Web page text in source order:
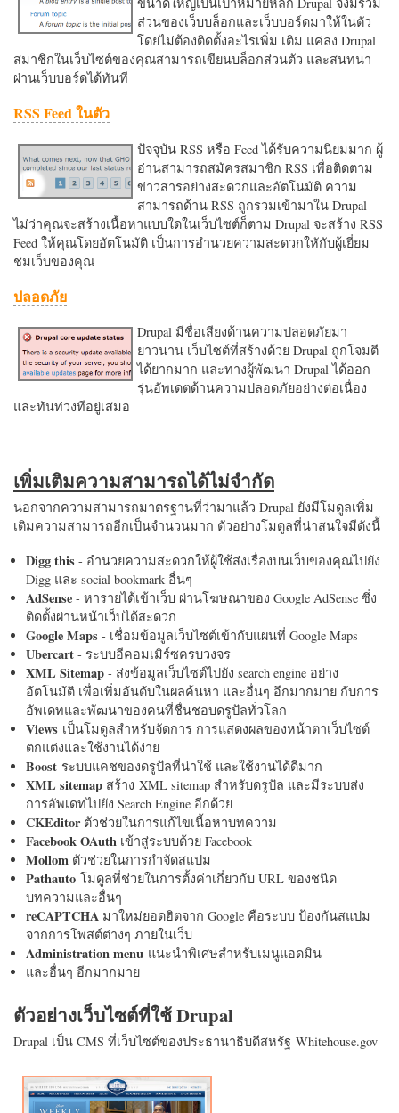
ส่วนของเว็บบล็อกและเว็บบอร์ดมาให้ในตัว
โดยไม่ต้องติดตั้งอะไรเพิ่ม เติม แค่ลง Drupal
สมาชิกในเว็บไซต์ของคุณสามารถเขียนบล็อกส่วนตัว และสนทนา
ผ่านเว็บบอร์ดได้ทันที
RSS Feed ในตัว
ปัจจุบัน RSS หรือ Feed ได้รับความนิยมมาก ผู้
อ่านสามารถสมัครสมาชิก RSS เพื่อติดตาม
ข่าวสารอย่างสะดวกและอัตโนมัติ ความ
สามารถด้าน RSS ถูกรวมเข้ามาใน Drupal
ไม่ว่าคุณจะสร้างเนื้อหาแบบใดในเว็บไซต์ก็ตาม Drupal จะสร้าง RSS
Feed ให้คุณโดยอัตโนมัติ เป็นการอำนวยความสะดวกใหักับผู้เยี่ยม
ชมเว็บของคุณ
ปลอดภัย
Drupal มีชื่อเสียงด้านความปลอดภัยมา
ยาวนาน เว็บไซต์ที่สร้างด้วย Drupal ถูกโจมตี
ได้ยากมาก และทางผู้พัฒนา Drupal ได้ออก
รุ่นอัพเดตด้านความปลอดภัยอย่างต่อเนื่อง
และทันท่วงทีอยู่เสมอ
เพิ่มเติมความสามารถได้ไม่จำกัด
นอกจากความสามารถมาตรฐานที่ว่ามาแล้ว Drupal ยังมีโมดูลเพิ่ม
เติมความสามารถอีกเป็นจำนวนมาก ตัวอย่างโมดูลที่น่าสนใจมีดังนี้
Digg this - อำนวยความสะดวกให้ผู้ใช้ส่งเรื่องบนเว็บของคุณไปยัง
Digg และ social bookmark อื่นๆ
AdSense - หารายได้เข้าเว็บ ผ่านโฆษณาของ Google AdSense ซึ่ง
ติดตั้งผ่านหน้าเว็บได้สะดวก
Google Maps - เชื่อมข้อมูลเว็บไซต์เข้ากับแผนที่ Google Maps
Ubercart - ระบบอีคอมเมิร์ซครบวงจร
XML Sitemap - ส่งข้อมูลเว็บไซต์ไปยัง search engine อย่าง
อัตโนมัติ เพื่อเพิ่มอันดับในผลค้นหา และอื่นๆ อีกมากมาย กับการ
อัพเดทและพัฒนาของคนที่ชื่นชอบดรูปัลทั่วโลก
Views เป็นโมดูลสำหรับจัดการ การแสดงผลของหน้าตาเว็บไซต์
ตกแต่งและใช้งานได้ง่าย
Boost ระบบแคชของดรูปัลที่น่าใช้ และใช้งานได้ดีมาก
XML sitemap สร้าง XML sitemap สำหรับดรูปัล และมีระบบส่ง
การอัพเดทไปยัง Search Engine อีกด้วย
CKEditorตัวช่วยในการแก้ไขเนื้อหาบทความ
Facebook OAuth เข้าสู่ระบบด้วย Facebook
Mollom ตัวช่วยในการกำจัดสแปม
Pathauto โมดูลที่ช่วยในการตั้งค่าเกี่ยวกับ URL ของชนิด
บทความและอื่นๆ
reCAPTCHA มาใหม่ยอดฮิตจาก Google คือระบบ ป้องกันสแปม
จากการโพสต์ต่างๆ ภายในเว็บ
Administration menu แนะนำพิเศษสำหรับเมนูแอดมิน
และอื่นๆ อีกมากมาย
ตัวอย่างเว็บไซต์ที่ใช้ Drupal
Drupal เป็น CMS ที่เว็บไซต์ของประธานาธิบดีสหรัฐ Whitehouse.gov